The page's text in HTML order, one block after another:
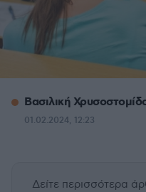
Βασιλική
01.02.2024, 12:23
Δείτε περισσότερα